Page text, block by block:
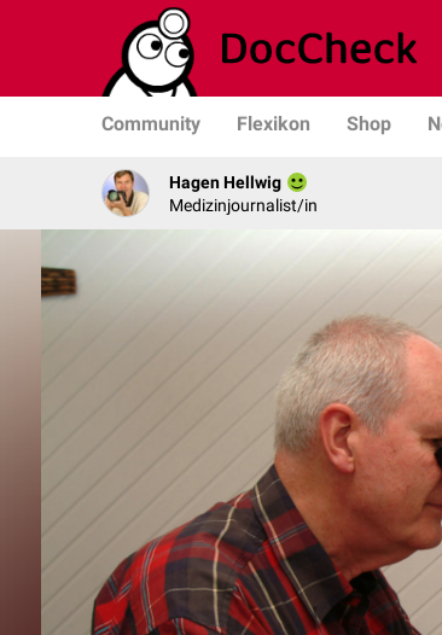
Community Flexikon Shop
Hagen Hellwig
Medizinjournalist/in